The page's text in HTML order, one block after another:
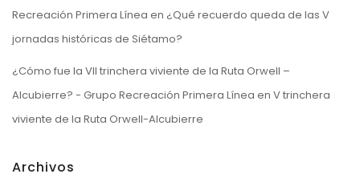
Recreación Primera Línea en ¿Qué recuerdo queda de las V
jornadas históricas de Siétamo?
¿Cómo fue la VII trinchera viviente de la Ruta Orwell –
Alcubierre? - Grupo Recreación Primera Línea en V trinchera
viviente de la Ruta Orwell-Alcubierre
Archivos